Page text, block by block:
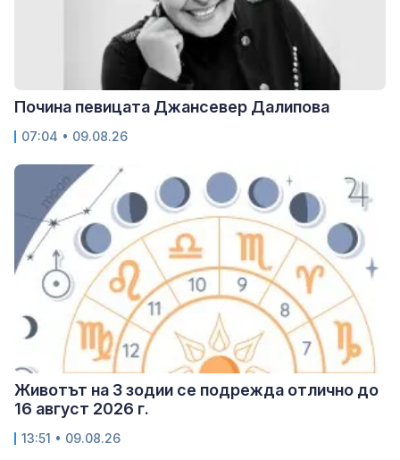
Почина певицата Джансевер Далипова
07:04 • 09.08.26
Животът на 3 зодии се подрежда отлично до
16 август 2026 г.
13:51 • 09.08.26